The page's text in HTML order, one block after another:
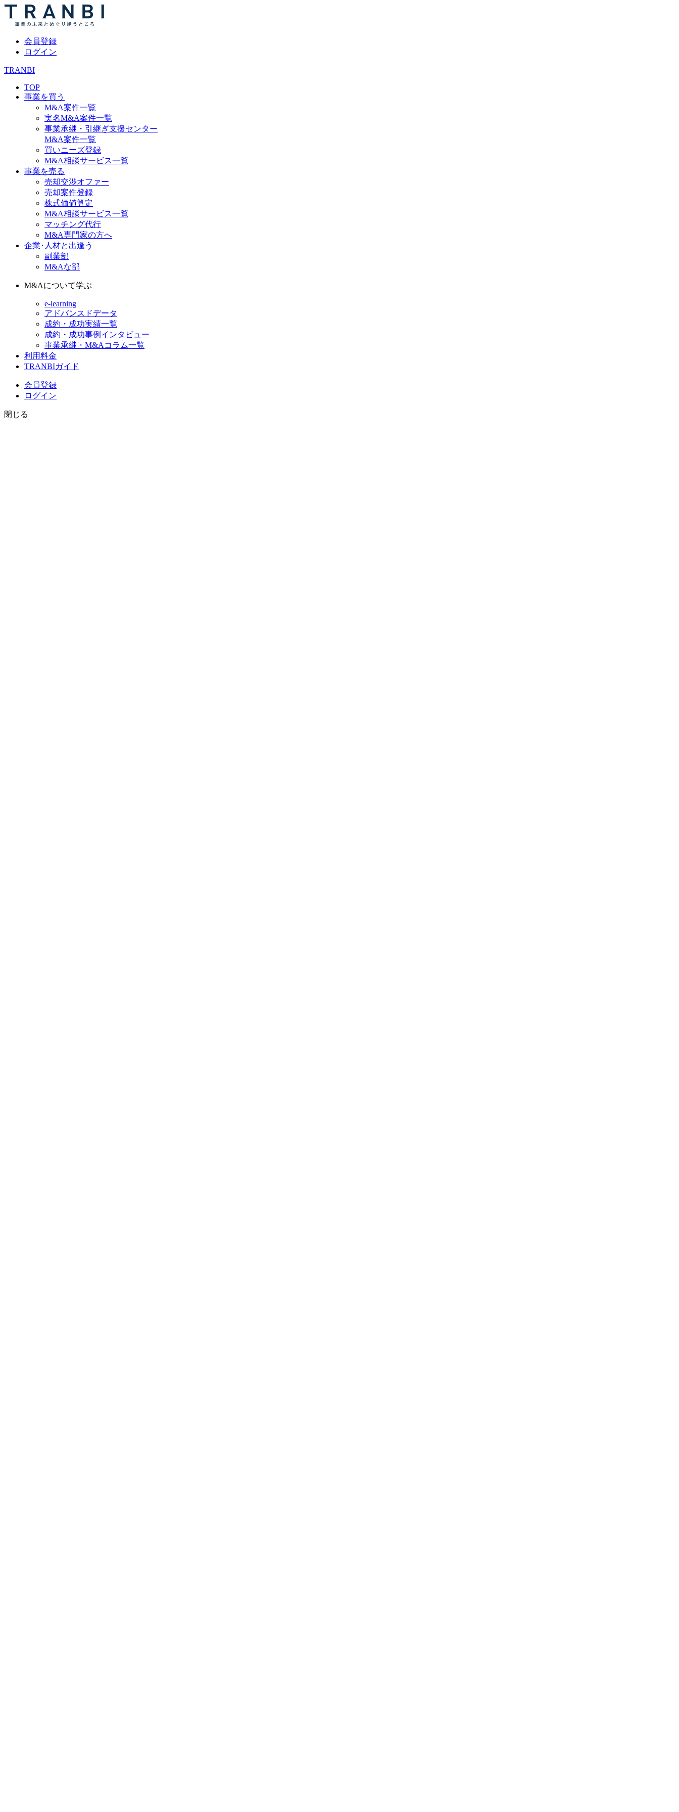
会員登録
ログイン
TRANBI
TOP
事業を買う
M&A案件一覧
実名M&A案件一覧
事業承継・引継ぎ支援センター
M&A案件一覧
買いニーズ登録
M&A相談サービス一覧
事業を売る
売却交渉オファー
売却案件登録
株式価値算定
M&A相談サービス一覧
マッチング代行
M&A専門家の方へ
企業･人材と出逢う
副業部
M&Aな部
M&Aについて学ぶ
e-learning
アドバンスドデータ
成約・成功実績一覧
成約・成功事例インタビュー
事業承継・M&Aコラム一覧
利用料金
TRANBIガイド
会員登録
ログイン
閉じる